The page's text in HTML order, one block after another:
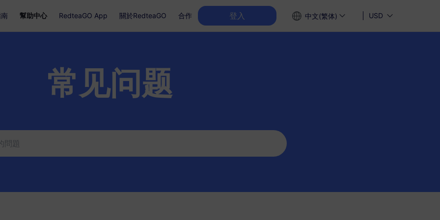
幫助中心 RedteaGO App 關於RedteaGO 合作 登入 中文(繁体) USD
常见问题